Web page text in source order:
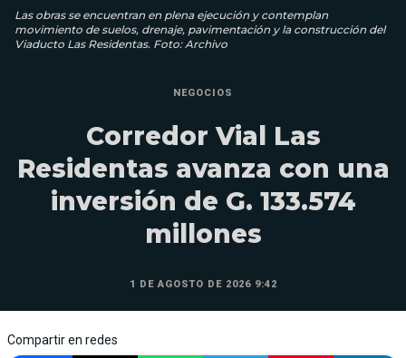
Las obras se encuentran en plena ejecución y contemplan
movimiento de suelos, drenaje, pavimentación y la construcción del
Viaducto Las Residentas. Foto: Archivo
NEGOCIOS
Corredor Vial Las
Residentas avanza con una
inversión de G. 133.574
millones
1 DE AGOSTO DE 2026 9:42
Compartir en redes